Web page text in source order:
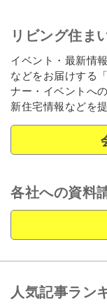
リビング住ま
イベント・最新情
などをお届けする
ナー・イベントへ
新住宅情報などを
各社への資料
人気記事ラン